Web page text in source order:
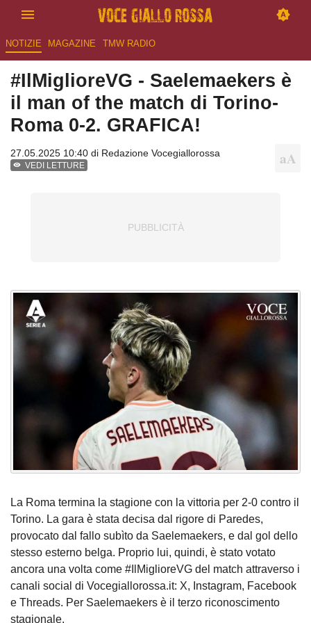
NOTIZIE MAGAZINE TMW RADIO
#IlMiglioreVG - Saelemaekers è
il man of the match di Torino-
Roma 0-2. GRAFICA!
27.05.2025 10:40 di Redazione Vocegiallorossa
VEDI LETTURE
La Roma termina la stagione con la vittoria per 2-0 contro il
Torino. La gara è stata decisa dal rigore di Paredes,
provocato dal fallo subìto da Saelemaekers, e dal gol dello
stesso esterno belga. Proprio lui, quindi, è stato votato
ancora una volta come #IlMiglioreVG del match attraverso i
canali social di Vocegiallorossa.it: X, Instagram, Facebook
e Threads. Per Saelemaekers è il terzo riconoscimento
stagionale.